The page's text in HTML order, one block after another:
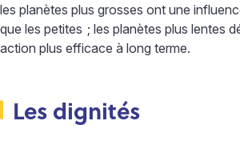
les planètes plus grosses ont une
que les petites ; les planètes plus lentes
action plus efficace à long terme.
Les dignités